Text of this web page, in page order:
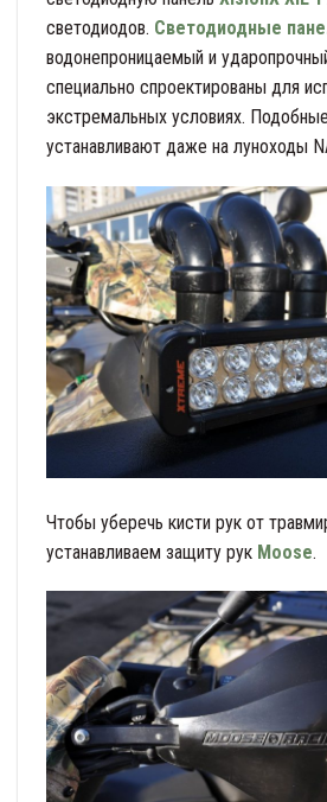
светодиодов. Светодиодные
водонепроницаемый и
специально спроектированы для
экстремальных условиях.
устанавливают даже на луноходы
Чтобы уберечь кисти рук от
устанавливаем защиту рук Moose.